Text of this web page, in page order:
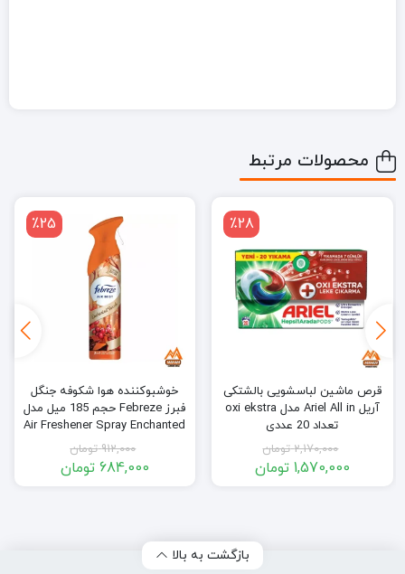
محصولات مرتبط
٪28
قرص ماشین لباسشویی بالشتکی
آریل Ariel All in مدل oxi ekstra
تعداد 20 عددی
2,170,000 تومان
1,570,000 تومان
٪25
خوشبوکننده هوا شکوفه جنگل‌
فبرز Febreze حجم 185 میل مدل
Air Freshener Spray Enchanted
Forest Odour Eliminator
912,000 تومان
684,000 تومان
بازگشت به بالا